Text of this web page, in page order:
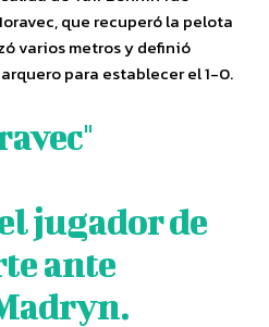
que recuperó la pelota
varios metros y definió
para establecer el 1-0.
jugador de
ante